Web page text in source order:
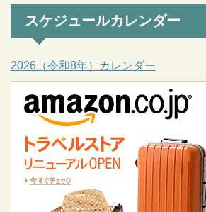
スケジュールカレンダー
2026（令和8年）カレンダー